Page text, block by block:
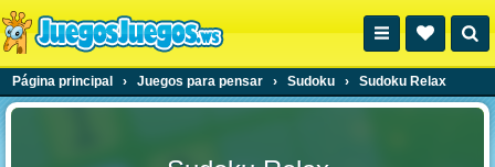
Página principal › Juegos para pensar › Sudoku › Sudoku Relax